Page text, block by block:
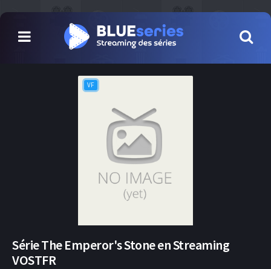
VF
Série The Emperor's Stone en Streaming
VOSTFR